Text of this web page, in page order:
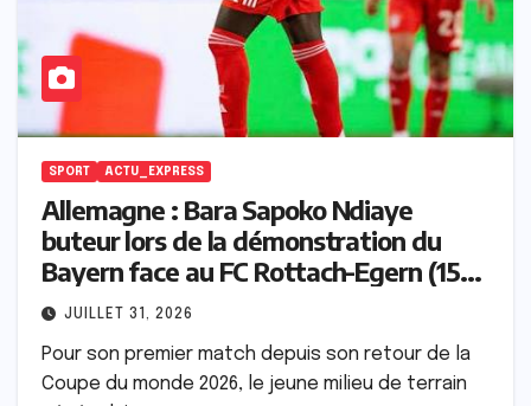
SPORT ACTU_EXPRESS
Allemagne : Bara Sapoko Ndiaye
buteur lors de la démonstration du
Bayern face au FC Rottach-Egern (15-
0) JUILLET 31, 2026
Pour son premier match depuis son retour de la
Coupe du monde 2026, le jeune milieu de terrain